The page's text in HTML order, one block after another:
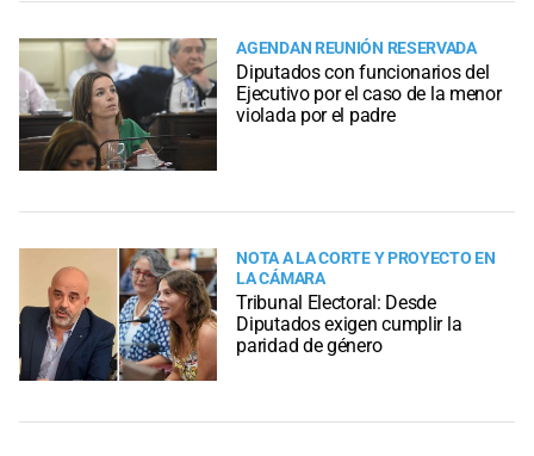
AGENDAN REUNIÓN RESERVADA
Diputados con funcionarios del
Ejecutivo por el caso de la menor
violada por el padre
NOTA A LA CORTE Y PROYECTO EN
LA CÁMARA
Tribunal Electoral: Desde
Diputados exigen cumplir la
paridad de género